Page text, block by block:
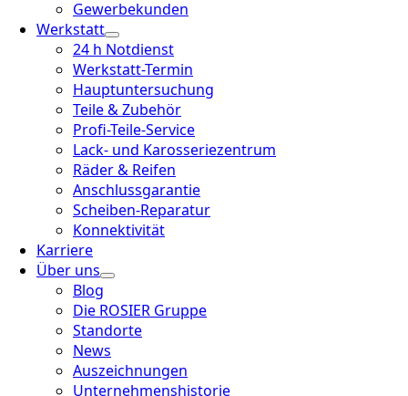
Gewerbekunden
Werkstatt
24 h Notdienst
Werkstatt-Termin
Hauptuntersuchung
Teile & Zubehör
Profi-Teile-Service
Lack- und Karosseriezentrum
Räder & Reifen
Anschlussgarantie
Scheiben-Reparatur
Konnektivität
Karriere
Über uns
Blog
Die ROSIER Gruppe
Standorte
News
Auszeichnungen
Unternehmenshistorie